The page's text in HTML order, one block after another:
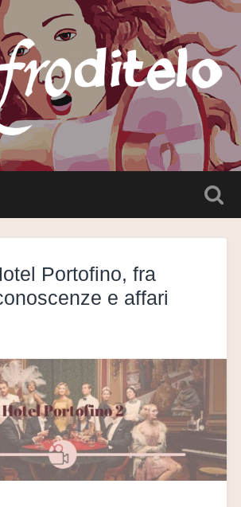
Portofino, fra
e affari